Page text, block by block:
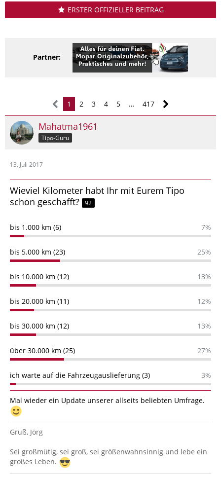
ERSTER OFFIZIELLER BEITRAG
Partner:
1 2 3 4 5 … 417
Mahatma1961
Tipo-Guru
13. Juli 2017
Wieviel Kilometer habt Ihr mit Eurem Tipo
schon geschafft?
92
bis 1.000 km (6) 7%
bis 5.000 km (23) 25%
bis 10.000 km (12) 13%
bis 20.000 km (11) 12%
bis 30.000 km (12) 13%
über 30.000 km (25) 27%
ich warte auf die Fahrzeugauslieferung (3) 3%
Mal wieder ein Update unserer allseits beliebten Umfrage.
Gruß, Jörg
Sei großmütig, sei groß, sei größenwahnsinnig und lebe ein
großes Leben.